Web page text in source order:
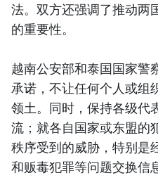
法。双方还强调了推动两
的重要性。
越南公安部和泰国国家警
承诺，不让任何个人或组
领土。同时，保持各级代
流；就各自国家或东盟的
秩序受到的威胁，特别是
和贩毒犯罪等问题交换信